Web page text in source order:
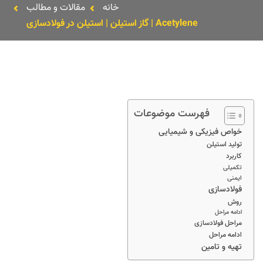
خانه
مقالات و مطالب
Acetylene | گاز استیلن | استیلن در فولادسازی
فهرست موضوعات
خواص فیزیکی و شیمیایی
تولید استیلن
کاربرد
تکمیلی
ایمنی
فولادسازی
روش
ادامه مراحل
مراحل فولادسازی
ادامه مراحل
تهیه و تامین